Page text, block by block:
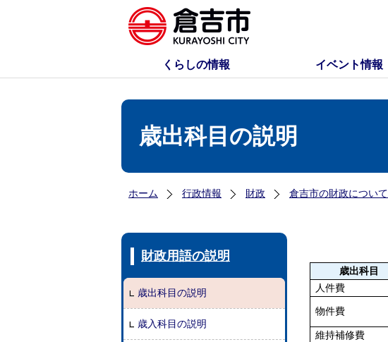
くらしの情報 イベント情報
歳出科目の説明
ホーム 行政情報 財政 倉吉市の財政について
財政用語の説明
歳出科目の説明
歳入科目の説明
歳出科目
人件費
物件費
維持補修費